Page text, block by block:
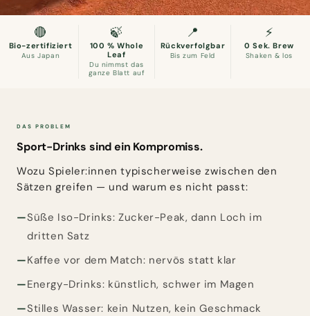
TENNIS · COURT · MATCH · RECOVERY
Was ich am Court
wirklich trinke
Stimulanzien. 1000 ml Tritan-Flasche, 9 Frische-
100 % natürlich · Rückverfolgbar bis zum Feld · Kalt oder heiß
🔴
Bio-zertifiziert
Aus Japan
🍃
100 % Whole
Leaf
Du nimmst das
ganze Blatt auf
📍
Rückverfolgbar
Bis zum Feld
⚡
0 Sek. Brew
Shaken & los
DAS PROBLEM
Sport-Drinks sind ein Kompromiss.
Wozu Spieler:innen typischerweise zwischen den
Sätzen greifen — und warum es nicht passt:
Süße Iso-Drinks: Zucker-Peak, dann Loch im
dritten Satz
Kaffee vor dem Match: nervös statt klar
Energy-Drinks: künstlich, schwer im Magen
Stilles Wasser: kein Nutzen, kein Geschmack